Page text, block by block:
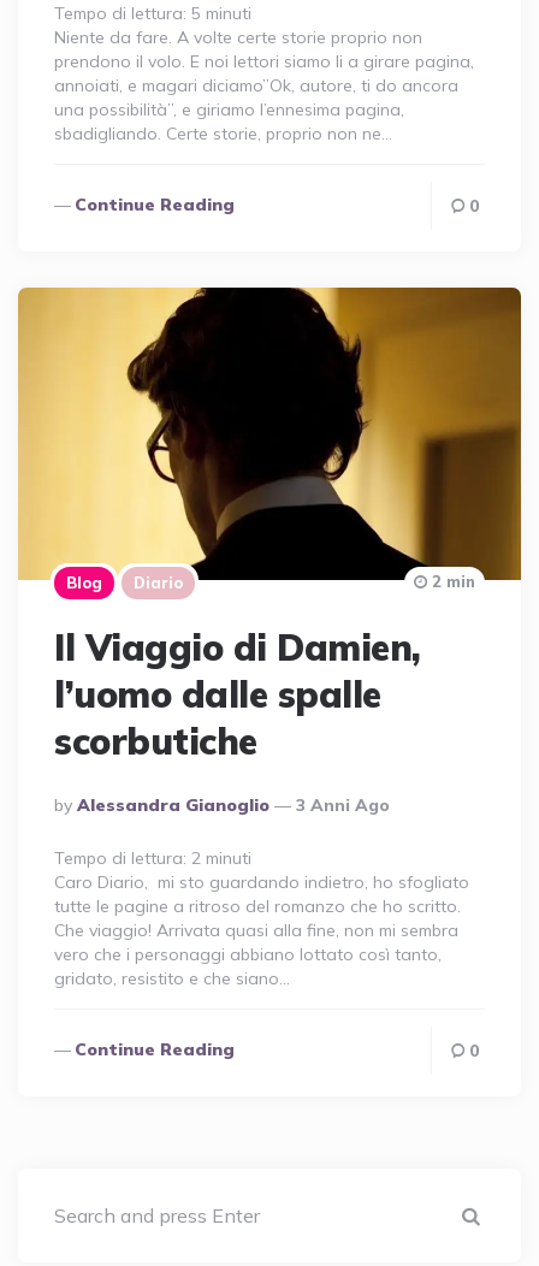
Tempo di lettura: 5 minuti
Niente da fare. A volte certe storie proprio non
prendono il volo. E noi lettori siamo li a girare pagina,
annoiati, e magari diciamo”Ok, autore, ti do ancora
una possibilità”, e giriamo l’ennesima pagina,
sbadigliando. Certe storie, proprio non ne…
Continue Reading 0
Blog Diario
Il Viaggio di Damien,
l’uomo dalle spalle
scorbutiche
Posted
By
By Alessandra Gianoglio 3 Anni Ago
2 min
Tempo di lettura: 2 minuti
Caro Diario, mi sto guardando indietro, ho sfogliato
tutte le pagine a ritroso del romanzo che ho scritto.
Che viaggio! Arrivata quasi alla fine, non mi sembra
vero che i personaggi abbiano lottato così tanto,
gridato, resistito e che siano…
Continue Reading 0